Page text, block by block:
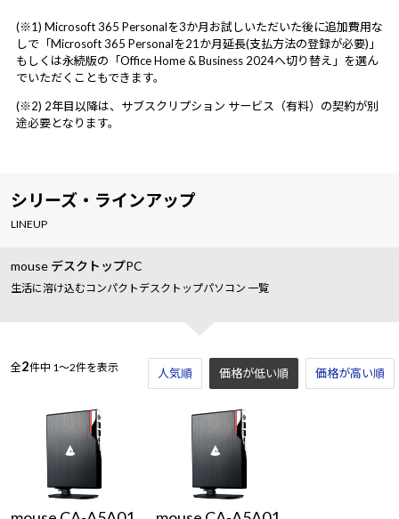
(※1) Microsoft 365 Personalを3か月お試しいただいた後に追加費用な
しで「Microsoft 365 Personalを21か月延長(支払方法の登録が必要)」
もしくは永続版の「Office Home & Business 2024へ切り替え」を選ん
でいただくこともできます。
(※2) 2年目以降は、サブスクリプション サービス（有料）の契約が別
途必要となります。
シリーズ・ラインアップ
LINEUP
mouse デスクトップPC
生活に溶け込むコンパクトデスクトップパソコン 一覧
全2件中 1～2件を表示 人気順 価格が低い順 価格が高い順